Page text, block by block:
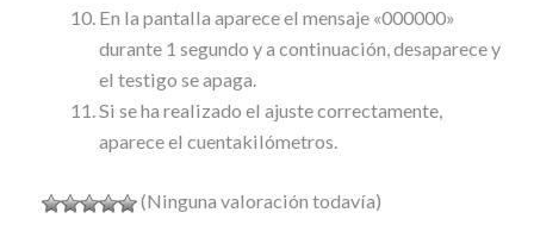
En la pantalla aparece el mensaje «000000»
durante 1 segundo y a continuación, desaparece y
el testigo se apaga.
Si se ha realizado el ajuste correctamente,
aparece el cuentakilómetros.
(Ninguna valoración todavía)